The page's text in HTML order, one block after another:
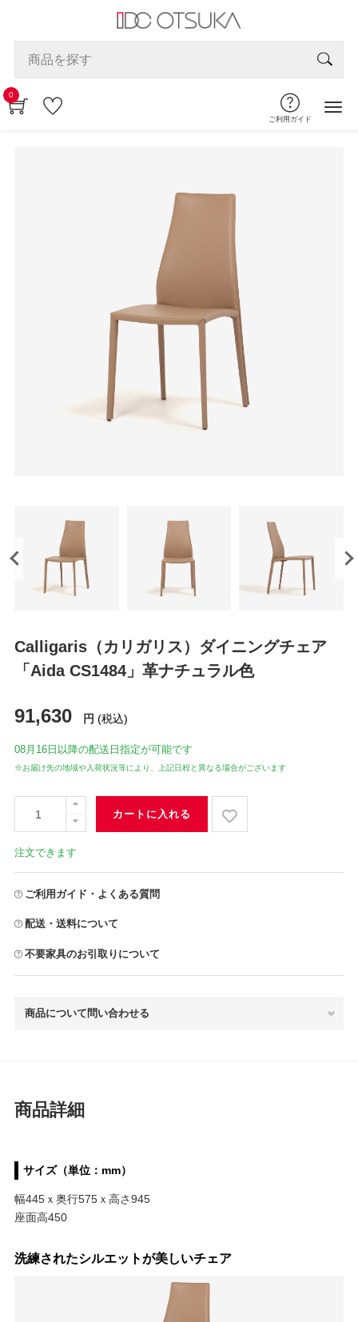
0
ご利用ガイド
Calligaris（カリガリス）ダイニングチェア
「Aida CS1484」革ナチュラル色
91,630 円 (税込)
08月16日 以降の配送日指定が可能です
※お届け先の地域や入荷状況等により、上記日程と異なる場合がございます
カートに入れる
注文できます
ご利用ガイド・よくある質問
配送・送料について
不要家具のお引取りについて
商品について問い合わせる
商品詳細
サイズ（単位：mm）
幅445ｘ奥行575ｘ高さ945
座面高450
洗練されたシルエットが美しいチェア